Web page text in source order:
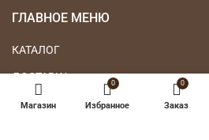
ГЛАВНОЕ МЕНЮ
КАТАЛОГ
ДОСТАВКА
ВОЗВРАТ ТОВАРА
Магазин
0
Избранное
0
Заказ